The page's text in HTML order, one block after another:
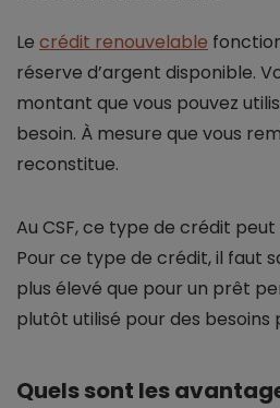
Le crédit renouvelable
réserve d’argent disponible.
montant que vous pouvez
besoin. À mesure que vous
reconstitue.
Au CSF, ce type de crédit
Pour ce type de crédit, il faut
plus élevé que pour un prêt
plutôt utilisé pour des besoins
Quels sont les